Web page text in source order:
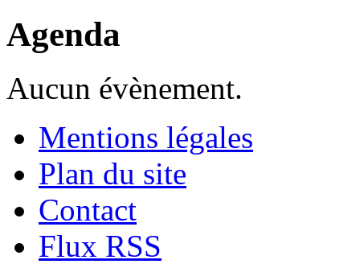
Agenda
Aucun évènement.
Mentions légales
Plan du site
Contact
Flux RSS